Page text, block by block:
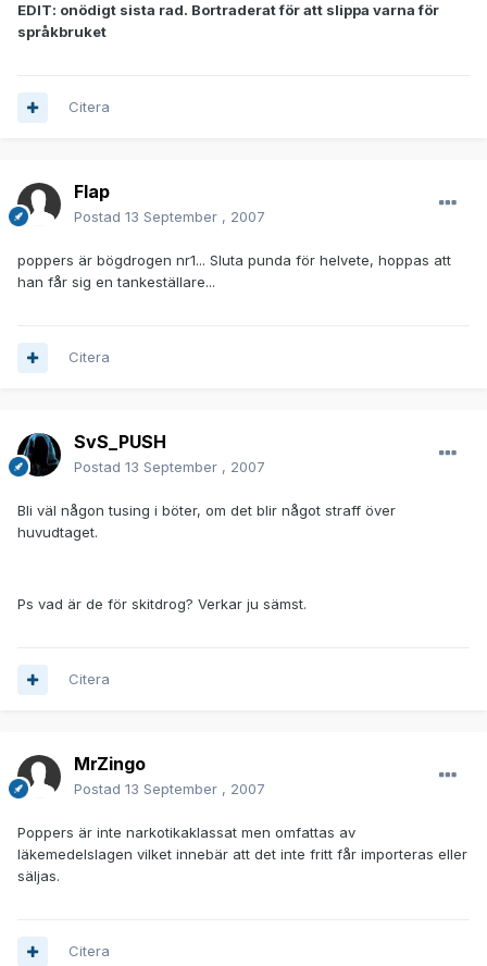
EDIT: onödigt sista rad. Bortraderat för att slippa varna för
språkbruket
Citera
Flap
Postad 13 September , 2007
poppers är bögdrogen nr1... Sluta punda för helvete, hoppas att
han får sig en tankeställare...
Citera
SvS_PUSH
Postad 13 September , 2007
Bli väl någon tusing i böter, om det blir något straff över
huvudtaget.
Ps vad är de för skitdrog? Verkar ju sämst.
Citera
MrZingo
Postad 13 September , 2007
Poppers är inte narkotikaklassat men omfattas av
läkemedelslagen vilket innebär att det inte fritt får importeras eller
säljas.
Citera